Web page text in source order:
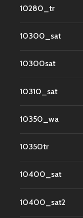
10280_tr
10300_sat
10300sat
10310_sat
10350_wa
10350tr
10400_sat
10400_sat2